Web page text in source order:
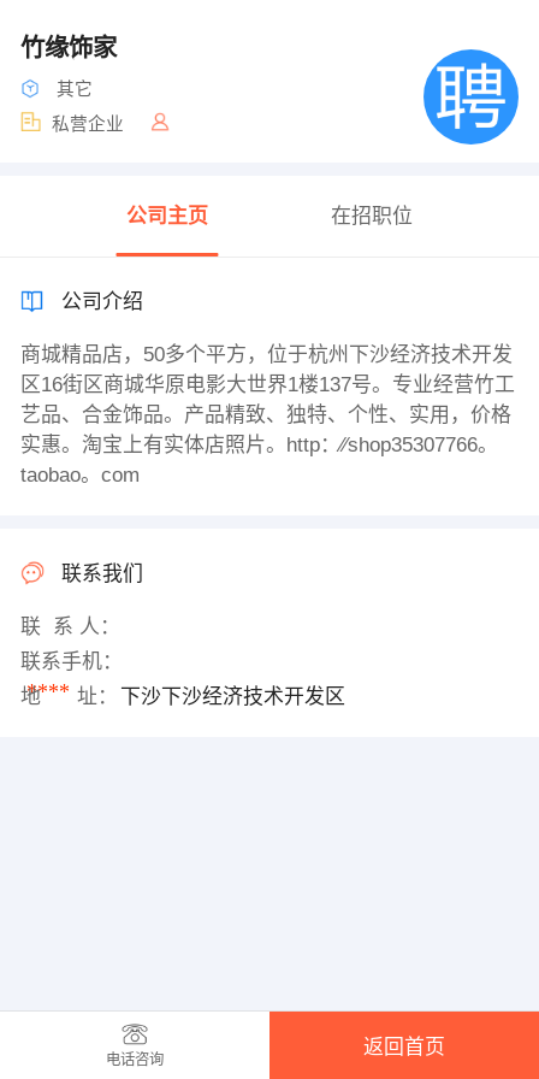
竹缘饰家
其它
私营企业
公司主页 在招职位
公司介绍
商城精品店，50多个平方，位于杭州下沙经济技术开发
区16街区商城华原电影大世界1楼137号。专业经营竹工
艺品、合金饰品。产品精致、独特、个性、实用，价格
实惠。淘宝上有实体店照片。http：∕∕shop35307766。
taobao。com
联系我们
联 系 人：
联系手机：
****
地 址： 下沙下沙经济技术开发区
电话咨询
返回首页